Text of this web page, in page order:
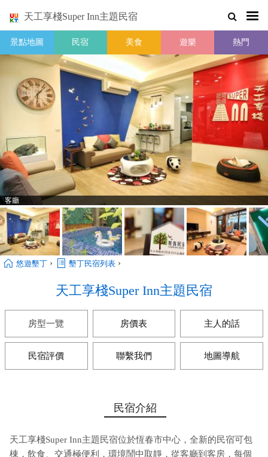
天工享棧Super Inn主題民宿
景點地圖 民宿 美食 遊樂 熱門
客廳
悠遊墾丁 › 墾丁民宿列表 ›
天工享棧Super Inn主題民宿
房型一覽 房價表 主人的話
民宿評價 聯繫我們 地圖導航
民宿介紹
天工享棧Super Inn主題民宿位於恆春市中心，全新的民宿可包
棟，飲食、交通極便利，環境鬧中取靜，從客廳到客房，每個